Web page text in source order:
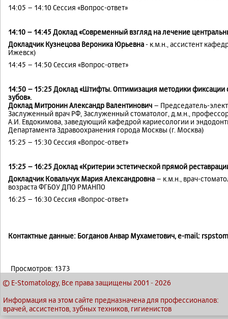
14:05 – 14:10 Сессия «Вопрос-ответ»
14:10 – 14:45 Доклад«Современный взгляд на лечение
Докладчик Кузнецова Вероника Юрьевна- к.м.н., ассистент
Ижевск)
14:45 – 14:50 Сессия «Вопрос-ответ»
14:50 – 15:25 Доклад «Штифты. Оптимизация методики
зубов».
Доклад Митронин Александр Валентинович – Председатель-
Заслуженный врач РФ, Заслуженный стоматолог, д.м.н.,
А.И. Евдокимова, заведующий кафедрой кариесологии и
Департамента Здравоохранения города Москвы (г. Москва)
15:25 – 15:30 Сессия «Вопрос-ответ»
15:25 – 16:25 Доклад «Критерии эстетической прямой
Докладчик Ковальчук Мария Александровна – к.м.н., врач-
возраста ФГБОУ ДПО РМАНПО
16:25 – 16:30 Сессия «Вопрос-ответ»
Контактные данные: Богданов Анвар Мухаметович, e-mail:
Просмотров: 1373
© E-Stomatology, Все права защищены 2001 - 2026
Информация на этом сайте предназначена для профессионалов:
врачей, ассистентов, зубных техников, гигиенистов